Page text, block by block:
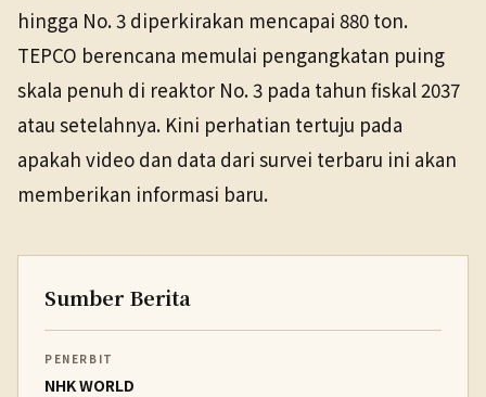
hingga No. 3 diperkirakan mencapai 880 ton.
TEPCO berencana memulai pengangkatan puing
skala penuh di reaktor No. 3 pada tahun fiskal 2037
atau setelahnya. Kini perhatian tertuju pada
apakah video dan data dari survei terbaru ini akan
memberikan informasi baru.
Sumber Berita
PENERBIT
NHK WORLD